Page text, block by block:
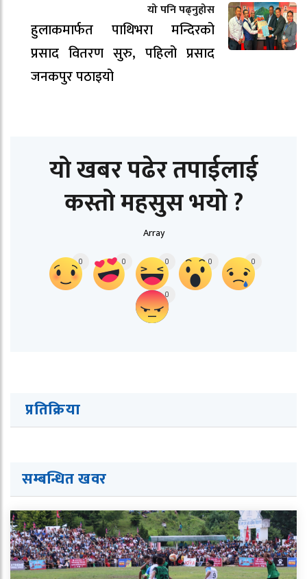
यो पनि पढ्नुहोस
हुलाकमार्फत पाथिभरा मन्दिरको
प्रसाद वितरण सुरु, पहिलो प्रसाद
जनकपुर पठाइयो
यो खबर पढेर तपाईलाई
कस्तो महसुस भयो ?
Array
0 0 0 0 0
0
प्रतिक्रिया
सम्बन्धित खवर